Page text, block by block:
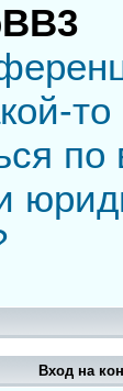
по
Вход на